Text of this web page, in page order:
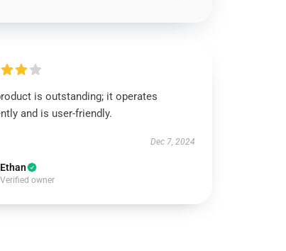
is outstanding; it operates
and is user-friendly.
Dec 7, 2024
Ethan
Verified owner